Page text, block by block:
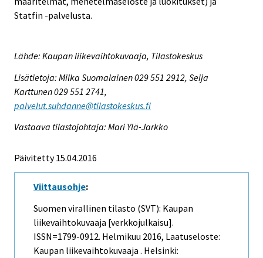
Statfin -palvelusta.
Lähde: Kaupan liikevaihtokuvaaja, Tilastokeskus
Lisätietoja: Milka Suomalainen 029 551 2912, Seija
Karttunen 029 551 2741,
palvelut.suhdanne@tilastokeskus.fi
Vastaava tilastojohtaja: Mari Ylä-Jarkko
Päivitetty 15.04.2016
Viittausohje:
Suomen virallinen tilasto (SVT): Kaupan
liikevaihtokuvaaja [verkkojulkaisu].
ISSN=1799-0912. Helmikuu 2016, Laatuseloste:
Kaupan liikevaihtokuvaaja . Helsinki: